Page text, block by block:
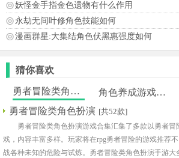
妖怪金手指金色遗物有什么作用
永劫无间叶修角色技能如何
漫画群星:大集结角色伏黑惠强度如何
猜你喜欢
勇者冒险类角色扮演 角色养成游戏推荐
勇者冒险类角色扮演 [共52款]
勇者冒险类角色扮演游戏合集汇集了多款以勇者
戏，内容丰富多样。玩家将在rpg勇者冒险的游戏推荐
战各种未知的危险与试炼。勇者冒险类角色扮演手游大